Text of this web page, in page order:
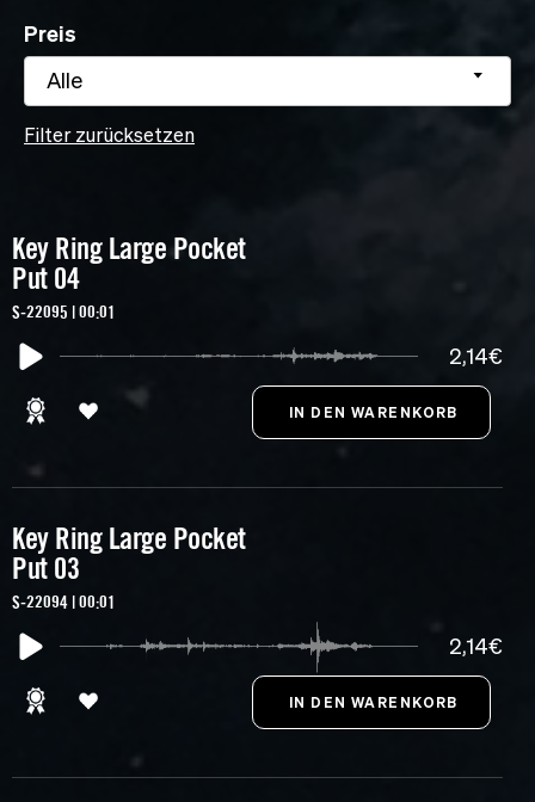
Preis
Alle
Filter zurücksetzen
Key Ring Large Pocket
Put 04
S-22095 | 00:01
2,14€
Key Ring Large Pocket
Put 03
S-22094 | 00:01
2,14€